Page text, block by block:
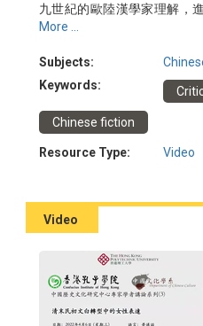
九世紀的歐陸漢學家理解，
鶯鶯與張生等角色類型。本
記》，並與法國文學界激盪
延伸出的議題是熊式一、夏
者，淺析他們如何將《西
下，讓《西廂記》在二十世
的重要媒介之一。
日期：2022年3月17日
More ...
Subjects:
Keywords:
Chinese fiction
Resource Type: Video
Video